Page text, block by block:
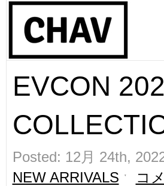
EVCON
Posted: 12月 24th,
NEW ARRIVALS ˑ コ